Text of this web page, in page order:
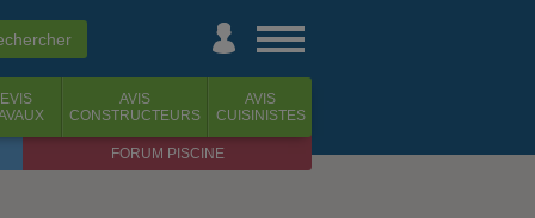
AVIS
CONSTRUCTEURS
AVIS
CUISINISTES
FORUM PISCINE